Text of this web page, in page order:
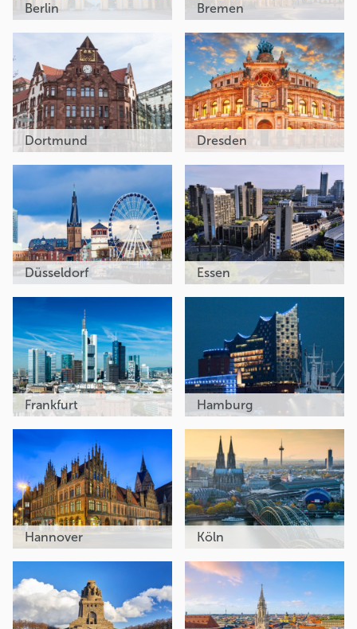
Berlin Bremen
Dortmund Dresden
Düsseldorf Essen
Frankfurt Hamburg
Hannover Köln